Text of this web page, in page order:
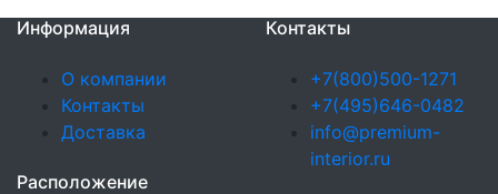
Информация
О компании
Контакты
Доставка
Контакты
+7(800)500-1271
+7(495)646-0482
info@premium-
interior.ru
Расположение